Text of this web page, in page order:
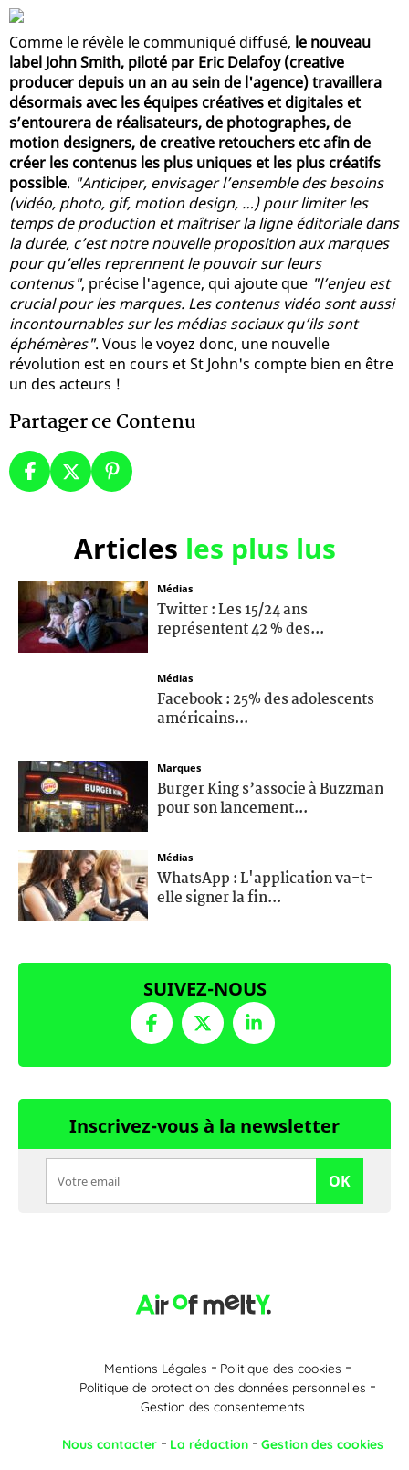
Comme le révèle le communiqué diffusé, le nouveau
label John Smith, piloté par Eric Delafoy (creative
producer depuis un an au sein de l'agence) travaillera
désormais avec les équipes créatives et digitales et
s’entourera de réalisateurs, de photographes, de
motion designers, de creative retouchers etc afin de
créer les contenus les plus uniques et les plus créatifs
possible. "Anticiper, envisager l’ensemble des besoins
(vidéo, photo, gif, motion design, …) pour limiter les
temps de production et maîtriser la ligne éditoriale dans
la durée, c’est notre nouvelle proposition aux marques
pour qu’elles reprennent le pouvoir sur leurs
contenus", précise l'agence, qui ajoute que "l’enjeu est
crucial pour les marques. Les contenus vidéo sont aussi
incontournables sur les médias sociaux qu’ils sont
éphémères". Vous le voyez donc, une nouvelle
révolution est en cours et St John's compte bien en être
un des acteurs !
Partager ce Contenu
Articles les plus lus
Médias
Twitter : Les 15/24 ans
représentent 42 % des...
Médias
Facebook : 25% des adolescents
américains...
Marques
Burger King s’associe à Buzzman
pour son lancement...
Médias
WhatsApp : L'application va-t-
elle signer la fin...
SUIVEZ-NOUS
Inscrivez-vous à la newsletter
OK
Mentions Légales
Politique des cookies
Politique de protection des données personnelles
Gestion des consentements
Nous contacter La rédaction Gestion des cookies